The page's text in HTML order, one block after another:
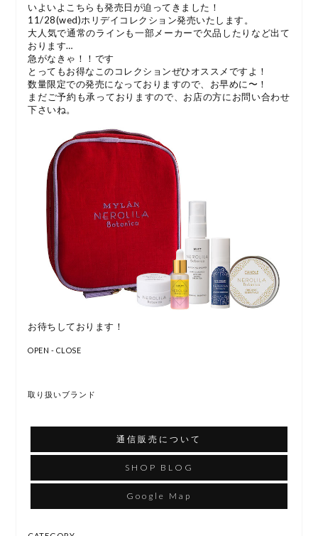
いよいよこちらも発売日が迫ってきました！
11/28(wed)ホリデイコレクション発売いたします。
大人気で通常のラインも一部メーカーで欠品したりなど出て
おります…
急がなきゃ！！です
とってもお得なこのコレクションぜひオススメですよ！
数量限定での発売になっておりますので、お早めに〜！
まだご予約も承っておりますので、お店の方にお問い合わせ
下さいね。
お待ちしております！
OPEN - CLOSE
取り扱いブランド
通信販売について
SHOP BLOG
Google Map